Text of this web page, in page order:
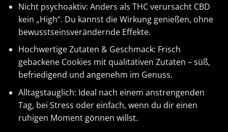
Nicht psychoaktiv: Anders als THC verursacht CBD
kein „High“. Du kannst die Wirkung genießen, ohne
bewusstseinsverändernde Effekte.
Hochwertige Zutaten & Geschmack: Frisch
gebackene Cookies mit qualitativen Zutaten – süß,
befriedigend und angenehm im Genuss.
Alltagstauglich: Ideal nach einem anstrengenden
Tag, bei Stress oder einfach, wenn du dir einen
ruhigen Moment gönnen willst.